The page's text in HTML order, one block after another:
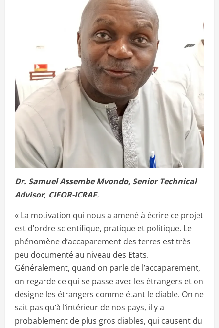
Dr. Samuel Assembe Mvondo, Senior Technical
Advisor, CIFOR-ICRAF.
« La motivation qui nous a amené à écrire ce projet
est d’ordre scientifique, pratique et politique. Le
phénomène d’accaparement des terres est très
peu documenté au niveau des Etats.
Généralement, quand on parle de l’accaparement,
on regarde ce qui se passe avec les étrangers et on
désigne les étrangers comme étant le diable. On ne
sait pas qu’à l’intérieur de nos pays, il y a
probablement de plus gros diables, qui causent du